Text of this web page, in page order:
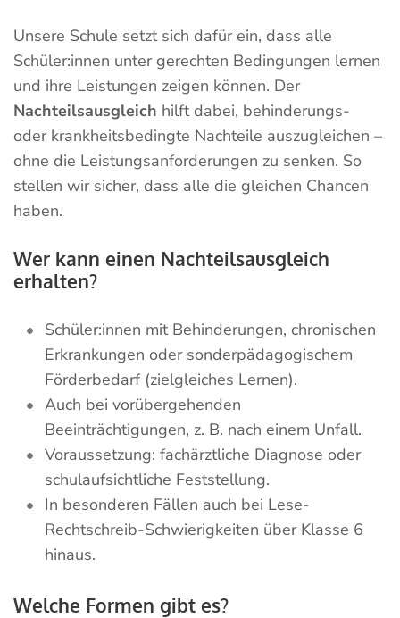
Unsere Schule setzt sich dafür ein, dass alle
Schüler:innen unter gerechten Bedingungen lernen
und ihre Leistungen zeigen können. Der
Nachteilsausgleich hilft dabei, behinderungs-
oder krankheitsbedingte Nachteile auszugleichen –
ohne die Leistungsanforderungen zu senken. So
stellen wir sicher, dass alle die gleichen Chancen
haben.
Wer kann einen Nachteilsausgleich
erhalten?
Schüler:innen mit Behinderungen, chronischen
Erkrankungen oder sonderpädagogischem
Förderbedarf (zielgleiches Lernen).
Auch bei vorübergehenden
Beeinträchtigungen, z. B. nach einem Unfall.
Voraussetzung: fachärztliche Diagnose oder
schulaufsichtliche Feststellung.
In besonderen Fällen auch bei Lese-
Rechtschreib-Schwierigkeiten über Klasse 6
hinaus.
Welche Formen gibt es?